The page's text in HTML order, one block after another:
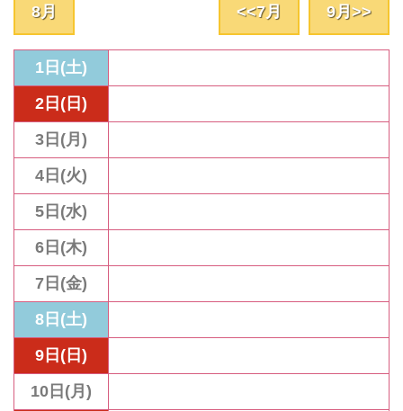
8月 <<7月 9月>>
1日(土)
2日(日)
3日(月)
4日(火)
5日(水)
6日(木)
7日(金)
8日(土)
9日(日)
10日(月)